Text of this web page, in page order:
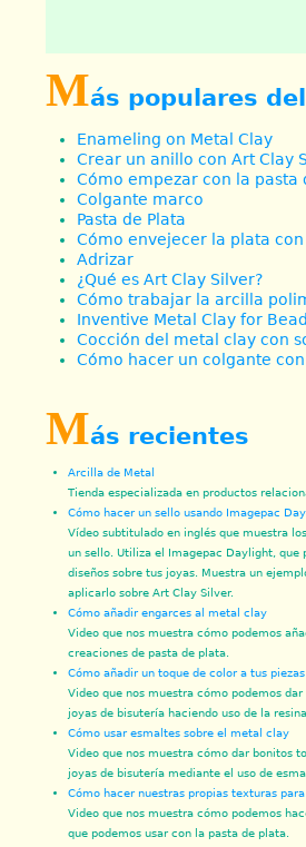
Más populares
Enameling on Metal Clay
Crear un anillo con Art Clay
Cómo empezar con la pasta
Colgante marco
Pasta de Plata
Cómo envejecer la plata
Adrizar
¿Qué es Art Clay Silver?
Cómo trabajar la arcilla
Inventive Metal Clay for
Cocción del metal clay con
Cómo hacer un colgante
Más recientes
Arcilla de Metal
Tienda especializada en productos
Cómo hacer un sello usando Imagepac
Vídeo subtitulado en inglés que muestra
un sello. Utiliza el Imagepac Daylight, que
diseños sobre tus joyas. Muestra un
aplicarlo sobre Art Clay Silver.
Cómo añadir engarces al metal clay
Video que nos muestra cómo podemos
creaciones de pasta de plata.
Cómo añadir un toque de color a tus
Video que nos muestra cómo podemos
joyas de bisutería haciendo uso de la
Cómo usar esmaltes sobre el metal clay
Video que nos muestra cómo dar bonitos
joyas de bisutería mediante el uso de
Cómo hacer nuestras propias texturas
Video que nos muestra cómo podemos
que podemos usar con la pasta de plata.